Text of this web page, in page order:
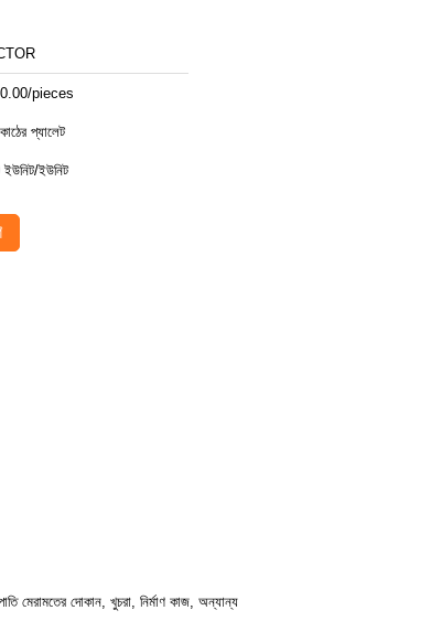
pieces
প্যালেট
ইউনিট
মেরামতের দোকান, খুচরা, নির্মাণ কাজ, অন্যান্য